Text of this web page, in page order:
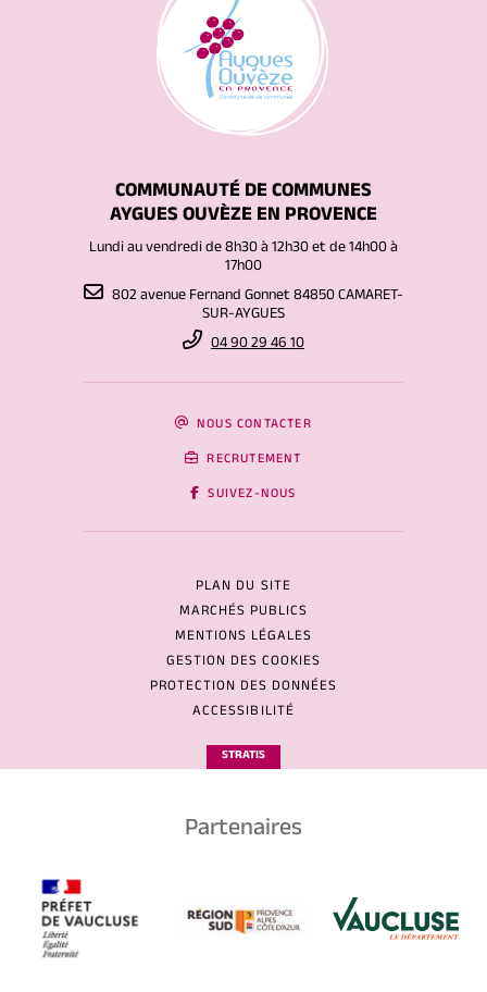
COMMUNAUTÉ DE COMMUNES
AYGUES OUVÈZE EN PROVENCE
Lundi au vendredi de 8h30 à 12h30 et de 14h00 à
17h00
802 avenue Fernand Gonnet 84850 CAMARET-
SUR-AYGUES
04 90 29 46 10
NOUS CONTACTER
RECRUTEMENT
SUIVEZ-NOUS
PLAN DU SITE
MARCHÉS PUBLICS
MENTIONS LÉGALES
GESTION DES COOKIES
PROTECTION DES DONNÉES
ACCESSIBILITÉ
STRATIS
Partenaires